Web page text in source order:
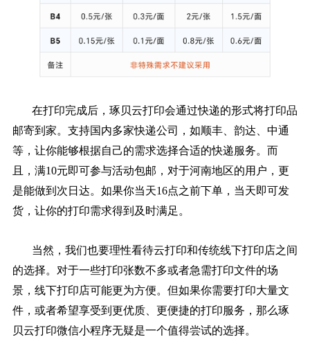
在打印完成后，琢贝云打印会通过快递的形式将打印品
邮寄到家。支持国内多家快递公司，如顺丰、韵达、中通
等，让你能够根据自己的需求选择合适的快递服务。而
且，满10元即可参与活动包邮，对于河南地区的用户，更
是能做到次日达。如果你当天16点之前下单，当天即可发
货，让你的打印需求得到及时满足。
当然，我们也要理性看待云打印和传统线下打印店之间
的选择。对于一些打印张数不多或者急需打印文件的场
景，线下打印店可能更为方便。但如果你需要打印大量文
件，或者希望享受到更优质、更便捷的打印服务，那么琢
贝云打印微信小程序无疑是一个值得尝试的选择。